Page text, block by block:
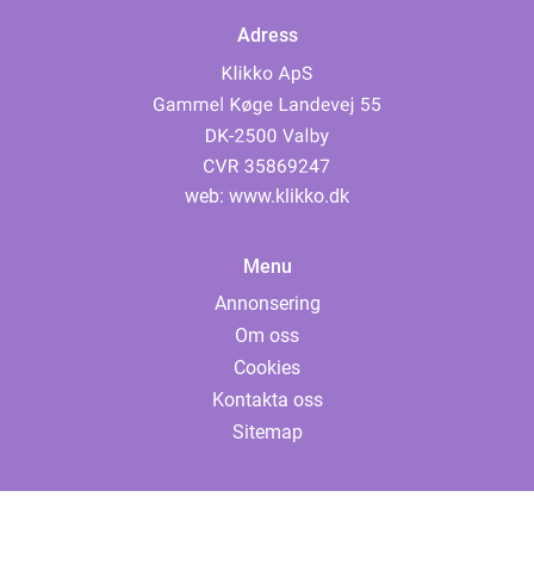
Adress
web: www.klikko.dk
Menu
Annonsering
Om oss
Cookies
Kontakta oss
Sitemap